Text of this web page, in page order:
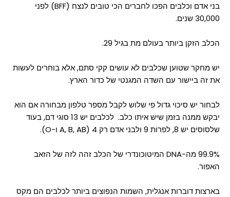
בני אדם וכלבים הפכו לחברים הכי טובים לנצח (BFF) לפני
30,000 שנים.
הכלב הזקן ביותר בעולם מת בגיל 29.
יש מחקר שטוען שכלבים לא עושים קקי סתם, אלא בוחרים לעשות
את זה ביישור עם השדה המגנטי של כדור הארץ.
לבחור יש סיכוי גדול פי שלוש לקבל מספר טלפון מבחורה אם הוא
יבקש ממנה בזמן שיש איתו כלב.
לכלבים יש 13 סוגי דם, בעוד
שלסוסים יש 8, לפרות 9 ולבני אדם רק 4 (A, B, AB ו-O).
99.9% מה-DNA המיטוכונדרי של הכלב זהה לזה של הזאב
האפור.
בארצות דוברות אנגלית, השמות הנפוצים ביותר לכלבים הם מקס